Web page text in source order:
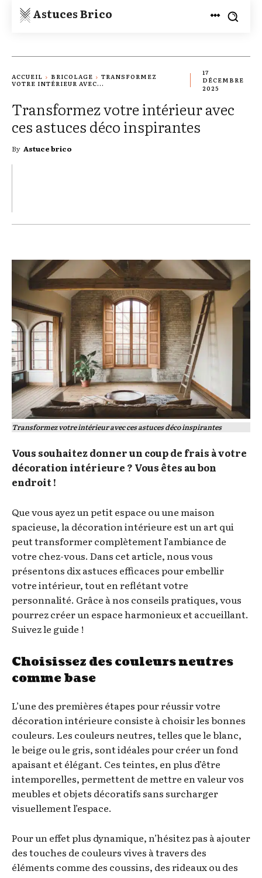
Astuces Brico
ACCUEIL BRICOLAGE
TRANSFORMEZ
VOTRE INTÉRIEUR AVEC...
17
DÉCEMBRE
2025
Transformez votre intérieur avec
ces astuces déco inspirantes
By Astuce brico
Transformez votre intérieur avec ces astuces déco inspirantes
Vous souhaitez donner un coup de frais à votre
décoration intérieure ? Vous êtes au bon
endroit !
Que vous ayez un petit espace ou une maison
spacieuse, la décoration intérieure est un art qui
peut transformer complètement l’ambiance de
votre chez-vous. Dans cet article, nous vous
présentons dix astuces efficaces pour embellir
votre intérieur, tout en reflétant votre
personnalité. Grâce à nos conseils pratiques, vous
pourrez créer un espace harmonieux et accueillant.
Suivez le guide !
Choisissez des couleurs neutres
comme base
L’une des premières étapes pour réussir votre
décoration intérieure consiste à choisir les bonnes
couleurs. Les couleurs neutres, telles que le blanc,
le beige ou le gris, sont idéales pour créer un fond
apaisant et élégant. Ces teintes, en plus d’être
intemporelles, permettent de mettre en valeur vos
meubles et objets décoratifs sans surcharger
visuellement l’espace.
Pour un effet plus dynamique, n’hésitez pas à ajouter
des touches de couleurs vives à travers des
éléments comme des coussins, des rideaux ou des